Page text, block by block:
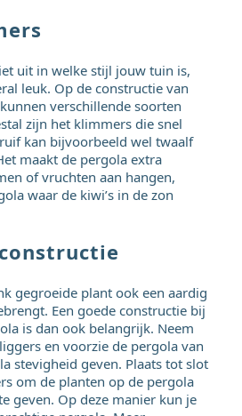
uit in welke stijl jouw tuin is,
leuk. Op de constructie van
verschillende soorten
zijn het klimmers die snel
kan bijvoorbeeld wel twaalf
maakt de pergola extra
of vruchten aan hangen,
waar de kiwi’s in de zon
gegroeide plant ook een aardig
Een goede constructie bij
is dan ook belangrijk. Neem
en voorzie de pergola van
stevigheid geven. Plaats tot slot
om de planten op de pergola
geven. Op deze manier kun je